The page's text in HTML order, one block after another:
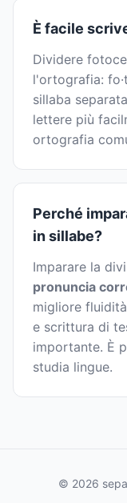
È facile
Dividere
l'ortografia:
sillaba
lettere più
ortografia
Perché
in sillabe?
Imparare la
pronuncia
migliore
e scrittura di
importante. È
studia lingue.
© 2026